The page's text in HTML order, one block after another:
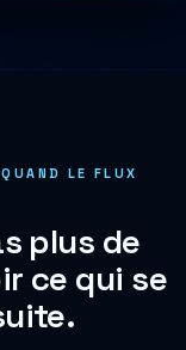
LE FLUX
plus de
ce qui se